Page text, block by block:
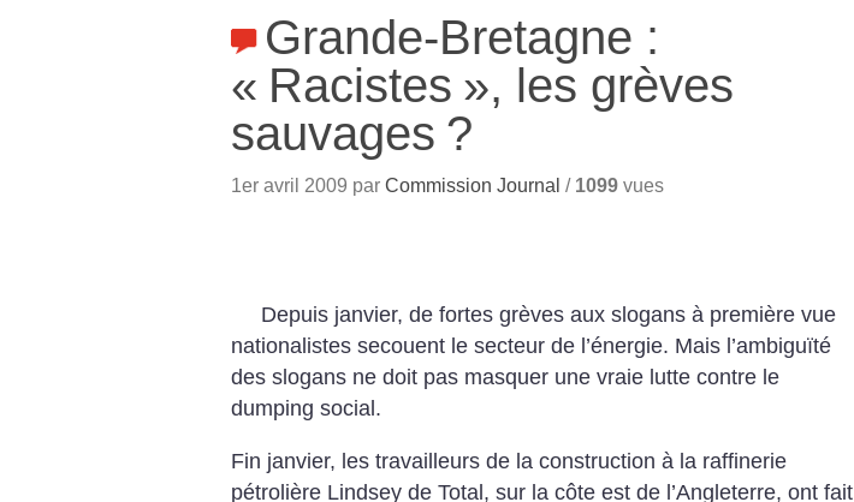
Grande-Bretagne :
« Racistes », les grèves
sauvages ?
1er avril 2009 par Commission Journal / 1099 vues
Depuis janvier, de fortes grèves aux slogans à première vue
nationalistes secouent le secteur de l’énergie. Mais l’ambiguïté
des slogans ne doit pas masquer une vraie lutte contre le
dumping social.
Fin janvier, les travailleurs de la construction à la raffinerie
pétrolière Lindsey de Total, sur la côte est de l’Angleterre, ont fait